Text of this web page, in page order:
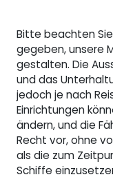
Bitte beachten
gegeben, unsere
gestalten. Die
und das
jedoch je nach
Einrichtungen
ändern, und die
Recht vor, ohne
als die zum
Schiffe